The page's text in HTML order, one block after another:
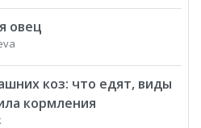
овец
коз: что едят, виды
кормления